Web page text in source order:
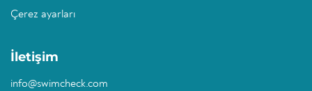
Çerez ayarları
İletişim
info@swimcheck.com